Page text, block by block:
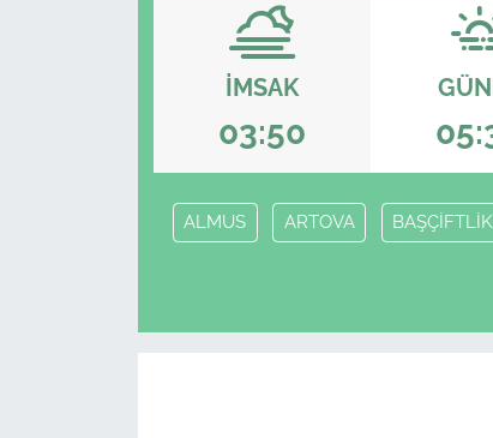
İMSAK
03:50
ALMUS ARTOVA BAŞÇİFTLİK